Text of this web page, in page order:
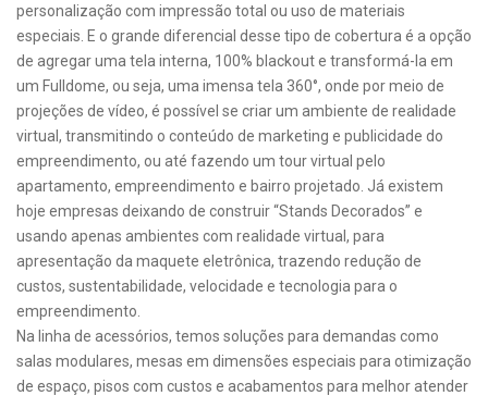
personalização com impressão total ou uso de materiais
especiais. E o grande diferencial desse tipo de cobertura é a opção
de agregar uma tela interna, 100% blackout e transformá-la em
um Fulldome, ou seja, uma imensa tela 360°, onde por meio de
projeções de vídeo, é possível se criar um ambiente de realidade
virtual, transmitindo o conteúdo de marketing e publicidade do
empreendimento, ou até fazendo um tour virtual pelo
apartamento, empreendimento e bairro projetado. Já existem
hoje empresas deixando de construir “Stands Decorados” e
usando apenas ambientes com realidade virtual, para
apresentação da maquete eletrônica, trazendo redução de
custos, sustentabilidade, velocidade e tecnologia para o
empreendimento.
Na linha de acessórios, temos soluções para demandas como
salas modulares, mesas em dimensões especiais para otimização
de espaço, pisos com custos e acabamentos para melhor atender